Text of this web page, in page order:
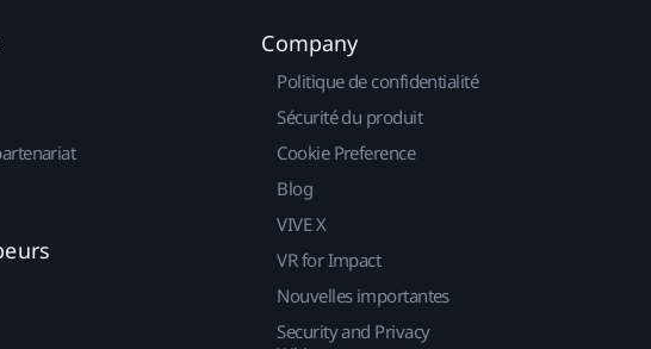
Company
Politique de confidentialité
Sécurité du produit
Cookie Preference
Blog
VIVE X
VR for Impact
Nouvelles importantes
Security and Privacy